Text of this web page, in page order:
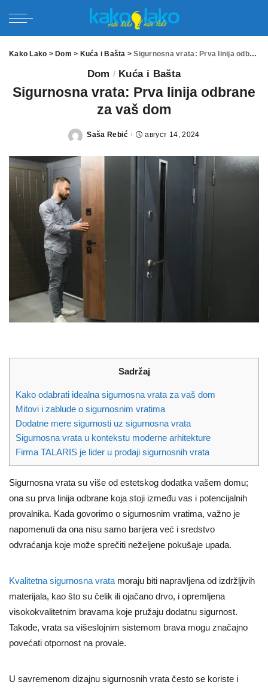
Kako Lako > Dom > Kuća i Bašta >Sigurnosna vrata: Prva linija odbrane za vaš dom
Dom Kuća i Bašta
Sigurnosna vrata: Prva linija odbrane
za vaš dom
Posted
Saša Rebić август 14, 2024
Sadržaj
Kako odabrati idealna sigurnosna vrata za vaš dom
Mitovi i zablude o sigurnosnim vratima
Dodatne mere sigurnosti uz sigurnosna vrata
Sigurnosna vrata u kontekstu moderne arhitekture
Firma TALARIS je lider u prodaji sigurnosnih vrata
Sigurnosna vrata su više od estetskog dodatka vašem domu;
ona su prva linija odbrane koja stoji između vas i potencijalnih
provalnika. Kada govorimo o sigurnosnim vratima, važno je
napomenuti da ona nisu samo barijera već i sredstvo
odvraćanja koje može sprečiti neželjene pokušaje upada.
Kvalitetna sigurnosna vrata moraju biti napravljena od izdržljivih
materijala, kao što su čelik ili ojačano drvo, i opremljena
visokokvalitetnim bravama koje pružaju dodatnu sigurnost.
Takođe, vrata sa višeslojnim sistemom brava mogu značajno
povećati otpornost na provale.
U savremenom dizajnu sigurnosnih vrata često se koriste i